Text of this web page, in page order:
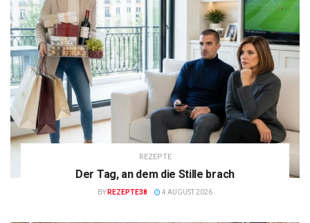
REZEPTE
Der Tag, an dem die Stille brach
BY REZEPTE38 4 AUGUST 2026